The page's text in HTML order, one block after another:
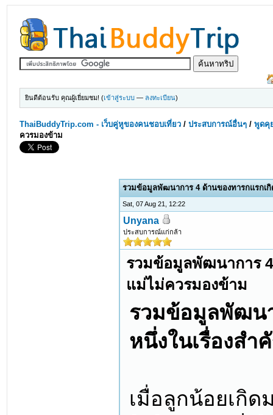
ยินดีต้อนรับ คุณผู้เยี่ยมชม! (เข้าสู่ระบบ — ลงทะเบียน)
ThaiBuddyTrip.com - เว็บคู่หูของคนชอบเที่ยว /ประสบการณ์อื่นๆ /พูดคุ
ควรมองข้าม
รวมข้อมูลพัฒนาการ 4 ด้านของทารกแรกเ
Sat, 07 Aug 21, 12:22
Unyana
ประสบการณ์แก่กล้า
รวมข้อมูลพัฒนาการ
แม่ไม่ควรมองข้าม
รวมข้อมูลพัฒน
หนึ่งในเรื่องส
เมื่อลูกน้อยเกิ